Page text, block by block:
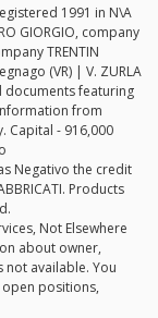
1991 in N\A
GIORGIO, company
TRENTIN
(VR) | V. ZURLA
documents featuring
from
Capital - 916,000
Negativo the credit
Products
Not Elsewhere
about owner,
not available. You
open positions,